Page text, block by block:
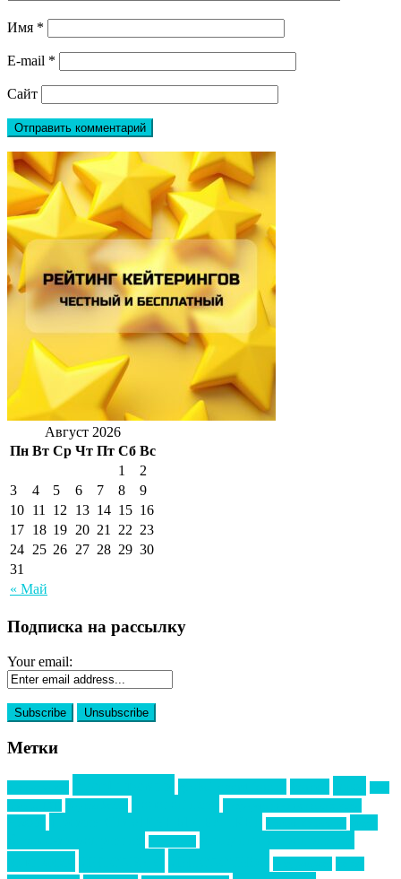
Имя *
E-mail *
Сайт
Август 2026
Пн Вт Ср Чт Пт Сб Вс
« Май
1
2
3
4 5 6 7 8
9
10 11 12 13 14 15 16
17 18 19 20 21 22 23
24 25 26 27 28 29 30
31
Подписка на рассылку
Your email:
Метки